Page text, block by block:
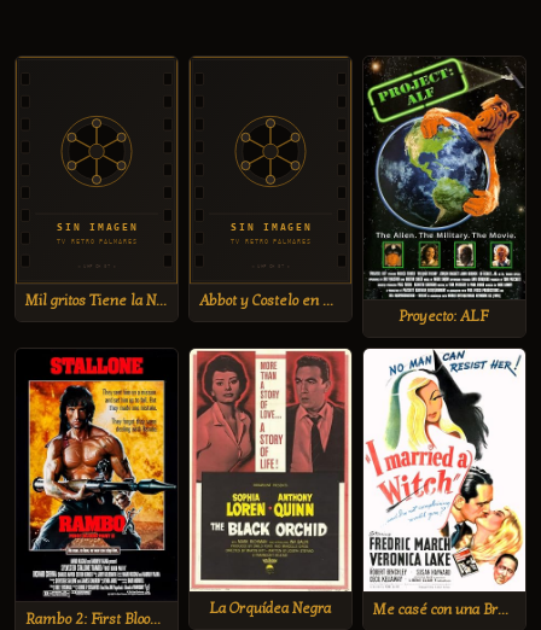
Mil gritos Tiene la Noche
Abbot y Costelo en Tramposos Trampeados
Proyecto: ALF
Rambo 2: First Blood Part II
La Orquídea Negra Me casé con una Bruja